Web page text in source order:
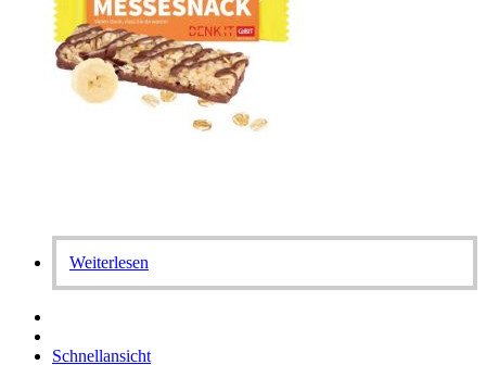
Weiterlesen
Schnellansicht